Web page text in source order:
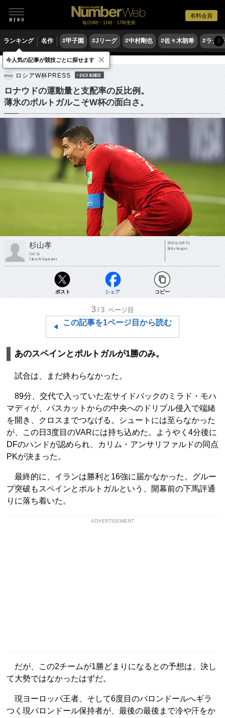
有料会員
毎日6時・11時・17時更新
ランキング 名作 #甲子園 #Jリーグ #中村剛也 #佐々木朗希 #ラグ〉
サッカー 海外サッカー
ロシアW杯PRESS BACK NUMBER
ロナウドの運動量と支配率の反比例。
薄氷のポルトガルこそW杯の面白さ。
杉山孝
text by
Takashi Sugiyama
photograph by
Getty Images
ポスト シェア コピー
3 /3 ページ目
この記事を1ページ目から読む
あのスペインとポルトガルが1勝のみ。
試合は、まだ終わらなかった。
89分、交代で入っていた左サイドバックのミラド・モハ
マディが、パスカットからの中央へのドリブル侵入で端緒
を開き、クロスまでつなげる。シュートには至らなかった
が、この日3度目のVARには持ち込めた。ようやく4分後に
DFのハンドが認められ、カリム・アンサリファルドの同点
PKが決まった。
最終的に、イランは勝利と16強に届かなかった。グルー
プ突破もスペインとポルトガルという、開幕前の下馬評通
りに落ち着いた。
ADVERTISEMENT
だが、この2チームが1勝どまりになるとの予想は、決し
て大勢ではなかったはずだ。
現ヨーロッパ王者、そして6度目のバロンドールへギラ
つく現バロンドール保持者が、最後の最後まで冷や汗をか
今人気の記事が競技ごとに探せます ×